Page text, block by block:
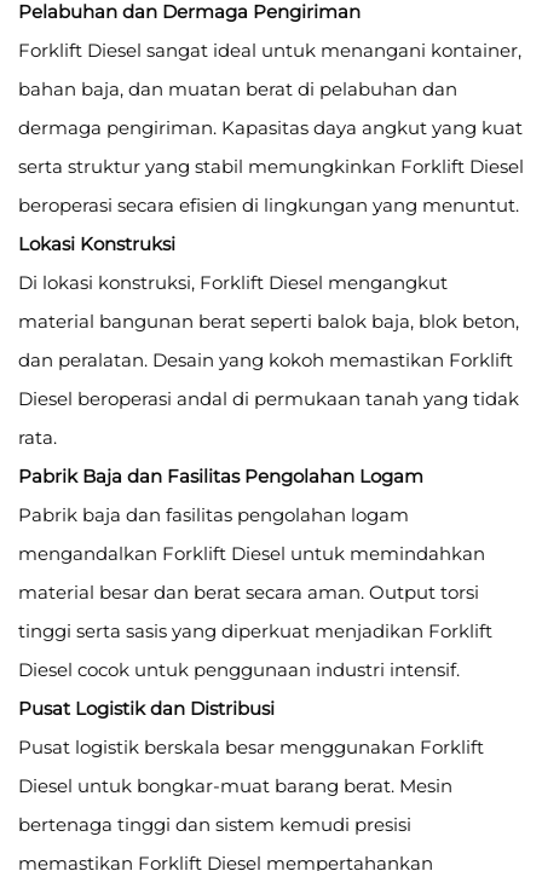
Pelabuhan dan Dermaga Pengiriman
Forklift Diesel sangat ideal untuk menangani kontainer,
bahan baja, dan muatan berat di pelabuhan dan
dermaga pengiriman. Kapasitas daya angkut yang kuat
serta struktur yang stabil memungkinkan Forklift Diesel
beroperasi secara efisien di lingkungan yang menuntut.
Lokasi Konstruksi
Di lokasi konstruksi, Forklift Diesel mengangkut
material bangunan berat seperti balok baja, blok beton,
dan peralatan. Desain yang kokoh memastikan Forklift
Diesel beroperasi andal di permukaan tanah yang tidak
rata.
Pabrik Baja dan Fasilitas Pengolahan Logam
Pabrik baja dan fasilitas pengolahan logam
mengandalkan Forklift Diesel untuk memindahkan
material besar dan berat secara aman. Output torsi
tinggi serta sasis yang diperkuat menjadikan Forklift
Diesel cocok untuk penggunaan industri intensif.
Pusat Logistik dan Distribusi
Pusat logistik berskala besar menggunakan Forklift
Diesel untuk bongkar-muat barang berat. Mesin
bertenaga tinggi dan sistem kemudi presisi
memastikan Forklift Diesel mempertahankan